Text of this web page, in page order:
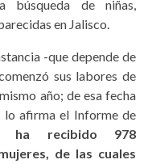
de niñas,
en Jalisco.
-que depende de
sus labores de
año; de esa fecha
afirma el Informe de
ha recibido 978
de las cuales